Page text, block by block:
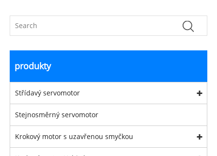
produkty
Střídavý servomotor
Stejnosměrný servomotor
Krokový motor s uzavřenou smyčkou